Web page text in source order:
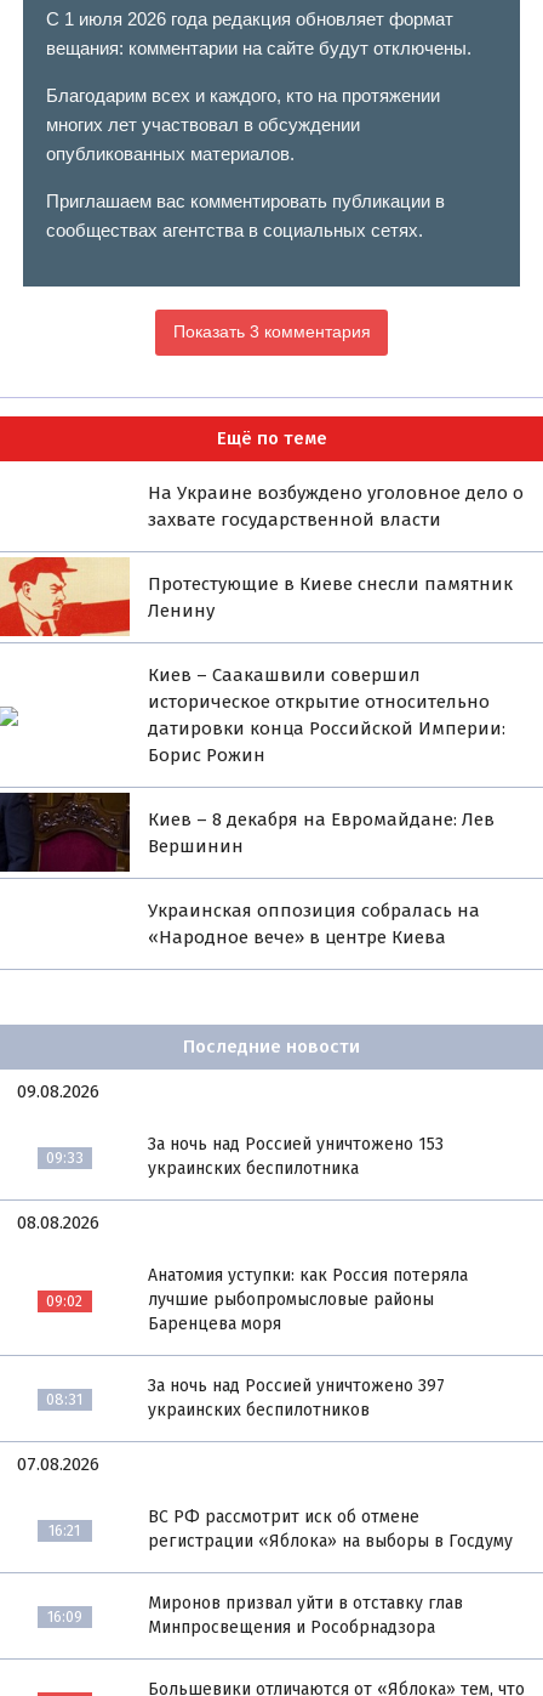
С 1 июля 2026 года редакция обновляет формат
вещания: комментарии на сайте будут отключены.
Благодарим всех и каждого, кто на протяжении
многих лет участвовал в обсуждении
опубликованных материалов.
Приглашаем вас комментировать публикации в
сообществах агентства в социальных сетях.
Показать 3 комментария
Ещё по теме
На Украине возбуждено уголовное дело о
захвате государственной власти
Протестующие в Киеве снесли памятник
Ленину
Киев – Саакашвили совершил
историческое открытие относительно
датировки конца Российской Империи:
Борис Рожин
Киев – 8 декабря на Евромайдане: Лев
Вершинин
Украинская оппозиция собралась на
«Народное вече» в центре Киева
Последние новости
09.08.2026
09:33
За ночь над Россией уничтожено 153
украинских беспилотника
08.08.2026
09:02
Анатомия уступки: как Россия потеряла
лучшие рыбопромысловые районы
Баренцева моря
08:31
За ночь над Россией уничтожено 397
украинских беспилотников
07.08.2026
16:21
ВС РФ рассмотрит иск об отмене
регистрации «Яблока» на выборы в Госдуму
16:09
Миронов призвал уйти в отставку глав
Минпросвещения и Рособрнадзора
Большевики отличаются от «Яблока» тем, что